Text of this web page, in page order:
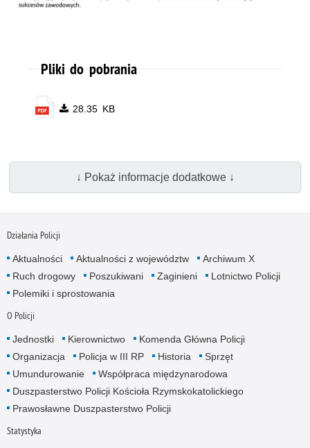
Pliki do pobrania
28.35 KB
↓ Pokaż informacje dodatkowe ↓
Działania Policji
Aktualności Aktualności z województw
Archiwum X
Ruch drogowy
Poszukiwani Zaginieni
Lotnictwo Policji
Polemiki i sprostowania
O Policji
Jednostki Kierownictwo
Komenda Główna Policji
Organizacja
Policja w III RP Historia
Sprzęt
Umundurowanie
Współpraca międzynarodowa
Duszpasterstwo Policji Kościoła Rzymskokatolickiego
Prawosławne Duszpasterstwo Policji
Statystyka